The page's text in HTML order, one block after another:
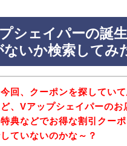
シェイパーの誕
いか検索してみ
回、クーポンを探してい
、Vアップシェイパーのお
典などでお得な割引クー
ていないのかな～？